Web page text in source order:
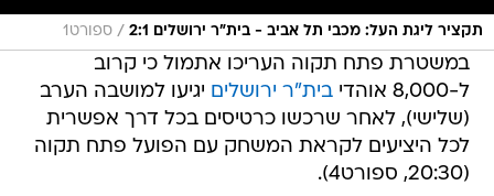
תקציר ליגת העל: מכבי תל אביב - בית"ר ירושלים 2:1 / ספורט1
במשטרת פתח תקוה העריכו אתמול כי קרוב
ל-8,000 אוהדי
בית"ר ירושלים יגיעו למושבה הערב
(שלישי), לאחר שרכשו כרטיסים בכל דרך אפשרית
לכל היציעים לקראת המשחק עם הפועל פתח תקוה
(20:30, ספורט4).